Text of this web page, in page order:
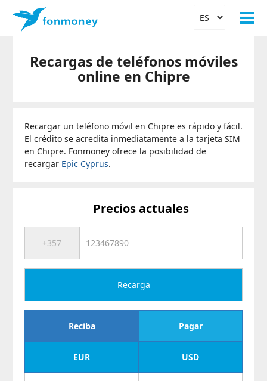
Recargas de teléfonos móviles
online en Chipre
Recargar un teléfono móvil en Chipre es rápido y fácil.
El crédito se acredita inmediatamente a la tarjeta SIM
en Chipre. Fonmoney ofrece la posibilidad de
recargar Epic Cyprus.
Precios actuales
Recarga
Reciba Pagar
EUR USD